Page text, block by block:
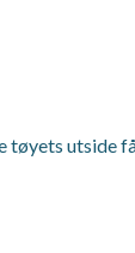
tøyets utside